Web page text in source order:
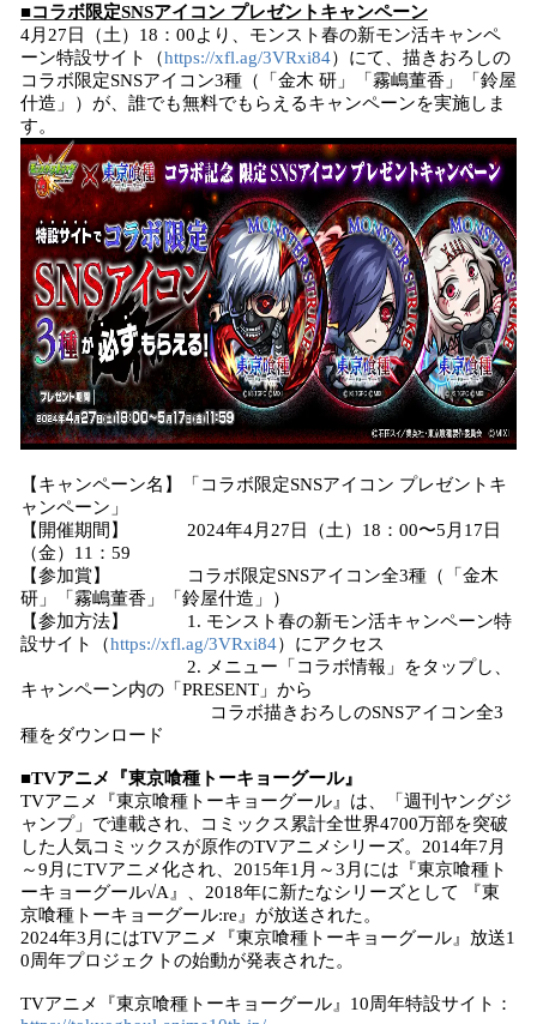
■コラボ限定SNSアイコン プレゼントキャンペーン
4月27日（土）18：00より、モンスト春の新モン活キャンペ
ーン特設サイト（https://xfl.ag/3VRxi84）にて、描きおろしの
コラボ限定SNSアイコン3種（「金木 研」「霧嶋董香」「鈴屋
什造」）が、誰でも無料でもらえるキャンペーンを実施しま
す。
【キャンペーン名】「コラボ限定SNSアイコン プレゼントキ
ャンペーン」
【開催期間】 2024年4月27日（土）18：00〜5月17日
（金）11：59
【参加賞】 コラボ限定SNSアイコン全3種（「金木
研」「霧嶋董香」「鈴屋什造」）
【参加方法】 1. モンスト春の新モン活キャンペーン特
設サイト（https://xfl.ag/3VRxi84）にアクセス
2. メニュー「コラボ情報」をタップし、
キャンペーン内の「PRESENT」から
コラボ描きおろしのSNSアイコン全3
種をダウンロード
■TVアニメ『東京喰種トーキョーグール』
TVアニメ『東京喰種トーキョーグール』は、「週刊ヤングジ
ャンプ」で連載され、コミックス累計全世界4700万部を突破
した人気コミックスが原作のTVアニメシリーズ。2014年7月
～9月にTVアニメ化され、2015年1月～3月には『東京喰種ト
ーキョーグール√A』、2018年に新たなシリーズとして 『東
京喰種トーキョーグール:re』が放送された。
2024年3月にはTVアニメ『東京喰種トーキョーグール』放送1
0周年プロジェクトの始動が発表された。
TVアニメ『東京喰種トーキョーグール』10周年特設サイト：